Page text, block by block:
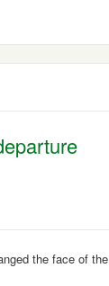
the face of the